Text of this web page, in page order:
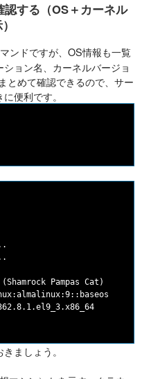
する（OS＋カーネル
ンドですが、OS情報も一覧
ョン名、カーネルバージョ
とめて確認できるので、サー
便利です。
Pampas Cat)
ましょう。